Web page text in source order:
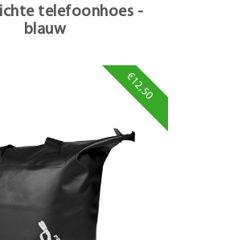
telefoonhoes -
blauw
€12,50